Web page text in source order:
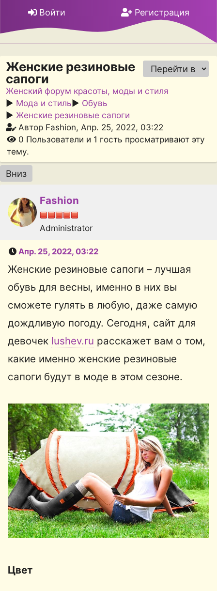
Войти Регистрация
Женские резиновые
сапоги
Женский форум красоты, моды и стиля
► Мода и стиль► Обувь
► Женские резиновые сапоги
Автор Fashion, Апр. 25, 2022, 03:22
0 Пользователи и 1 гость просматривают эту
тему.
Вниз
Fashion
Administrator
Апр. 25, 2022, 03:22
Женские резиновые сапоги – лучшая
обувь для весны, именно в них вы
сможете гулять в любую, даже самую
дождливую погоду. Сегодня, сайт для
девочек lushev.ru расскажет вам о том,
какие именно женские резиновые
сапоги будут в моде в этом сезоне.
Цвет